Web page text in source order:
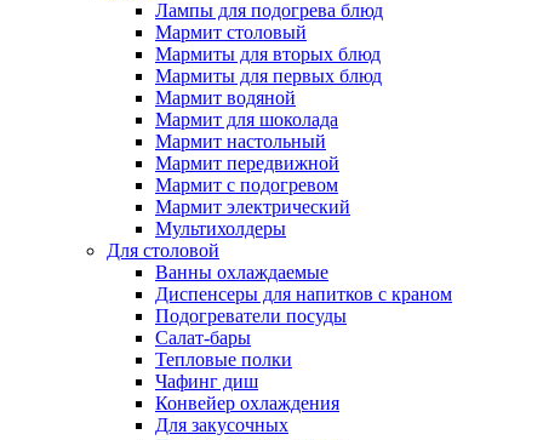
Лампы для подогрева блюд
Мармит столовый
Мармиты для вторых блюд
Мармиты для первых блюд
Мармит водяной
Мармит для шоколада
Мармит настольный
Мармит передвижной
Мармит с подогревом
Мармит электрический
Мультихолдеры
Для столовой
Ванны охлаждаемые
Диспенсеры для напитков с краном
Подогреватели посуды
Салат-бары
Тепловые полки
Чафинг диш
Конвейер охлаждения
Для закусочных